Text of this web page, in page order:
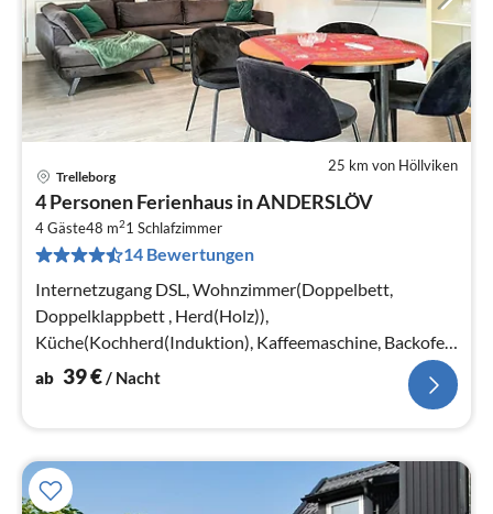
25 km von Höllviken
Trelleborg
4 Personen Ferienhaus in ANDERSLÖV
4 Gäste48 m21 Schlafzimmer
14 Bewertungen
Internetzugang DSL, Wohnzimmer(Doppelbett,
Doppelklappbett , Herd(Holz)),
Küche(Kochherd(Induktion), Kaffeemaschine, Backofen,
Kombi-Mikrowelle, Kühl-/Gefrierkombination)
ab 39€/ Nacht